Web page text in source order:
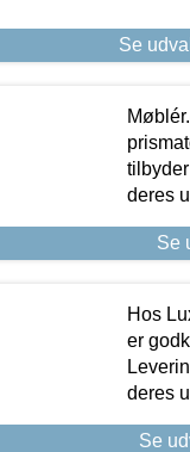
Se
deres
Se
Hos
er
deres
Se